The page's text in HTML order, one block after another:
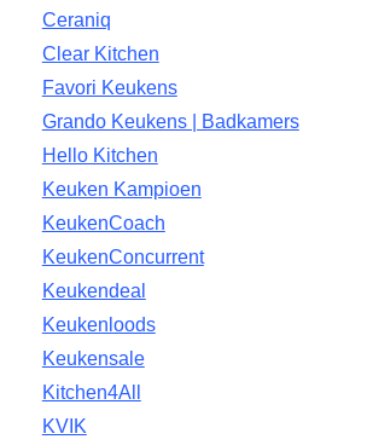
Ceraniq
Clear Kitchen
Favori Keukens
Grando Keukens | Badkamers
Hello Kitchen
Keuken Kampioen
KeukenCoach
KeukenConcurrent
Keukendeal
Keukenloods
Keukensale
Kitchen4All
KVIK